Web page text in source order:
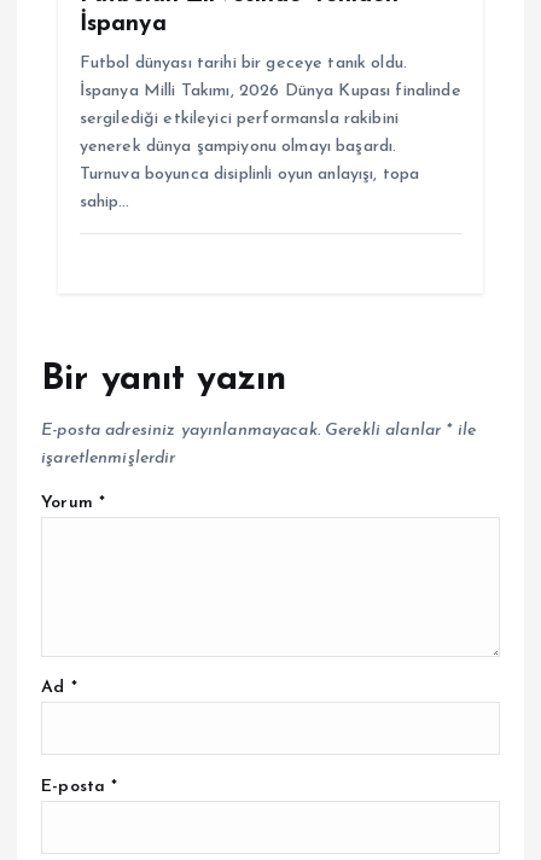
İspanya
Futbol dünyası tarihi bir geceye tanık oldu.
İspanya Milli Takımı, 2026 Dünya Kupası finalinde
sergilediği etkileyici performansla rakibini
yenerek dünya şampiyonu olmayı başardı.
Turnuva boyunca disiplinli oyun anlayışı, topa
sahip…
Bir yanıt yazın
E-posta adresiniz yayınlanmayacak. Gerekli alanlar *ile
işaretlenmişlerdir
Yorum *
Ad *
E-posta*